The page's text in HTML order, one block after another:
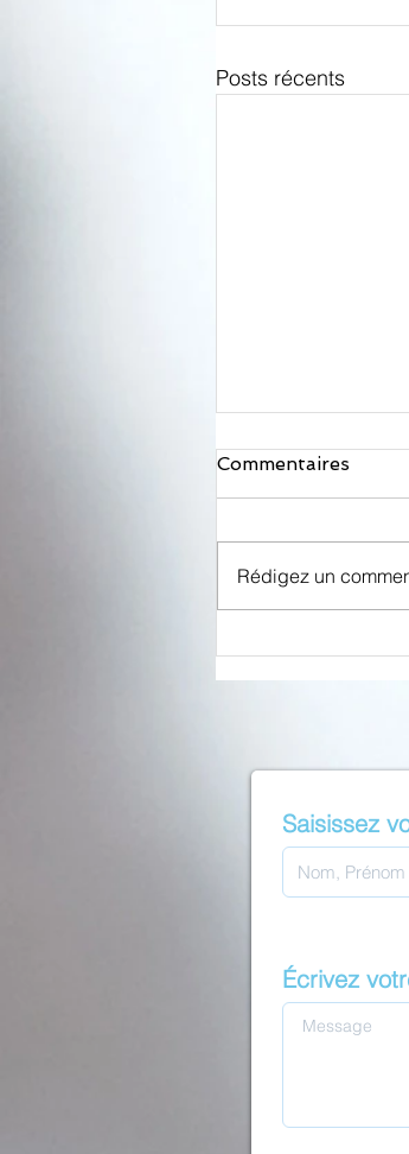
Posts récents
Commentaires
Rédigez un
Saisissez
Écrivez